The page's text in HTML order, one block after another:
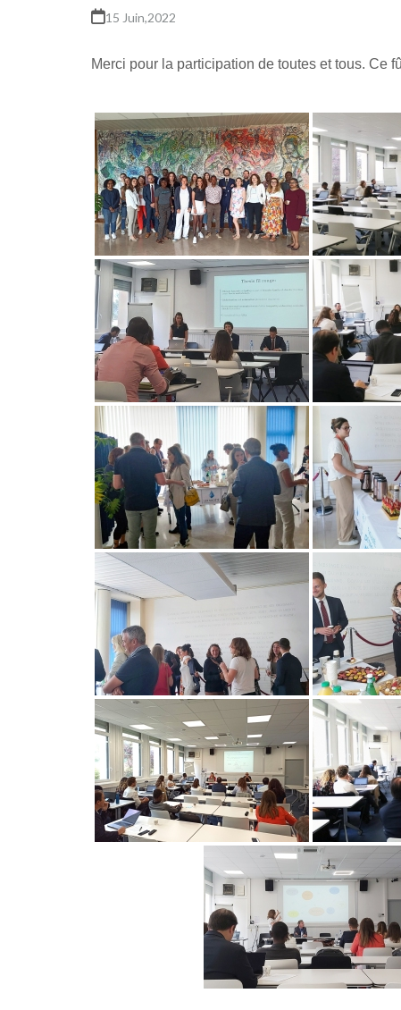
15 Juin,2022
Merci pour la participation de toutes et tous. Ce